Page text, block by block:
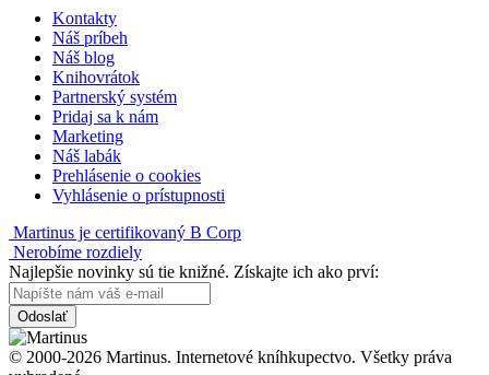
Kontakty
Náš príbeh
Náš blog
Knihovrátok
Partnerský systém
Pridaj sa k nám
Marketing
Náš labák
Prehlásenie o cookies
Vyhlásenie o prístupnosti
Martinus je certifikovaný B Corp
Nerobíme rozdiely
Najlepšie novinky sú tie knižné. Získajte ich ako prví:
Odoslať
© 2000-2026 Martinus. Internetové kníhkupectvo. Všetky práva